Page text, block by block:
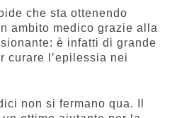
che sta ottenendo
ambito medico grazie alla
è infatti di grande
curare l’epilessia nei
non si fermano qua. Il